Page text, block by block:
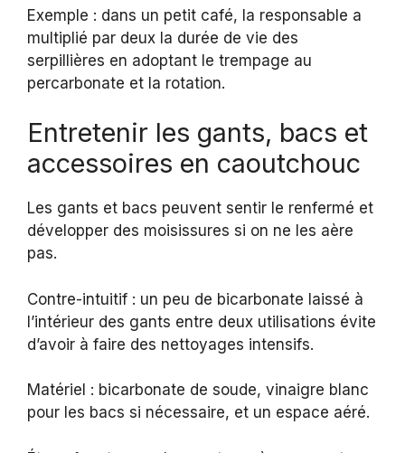
Exemple : dans un petit café, la responsable a
multiplié par deux la durée de vie des
serpillières en adoptant le trempage au
percarbonate et la rotation.
Entretenir les gants, bacs et
accessoires en caoutchouc
Les gants et bacs peuvent sentir le renfermé et
développer des moisissures si on ne les aère
pas.
Contre-intuitif : un peu de bicarbonate laissé à
l’intérieur des gants entre deux utilisations évite
d’avoir à faire des nettoyages intensifs.
Matériel : bicarbonate de soude, vinaigre blanc
pour les bacs si nécessaire, et un espace aéré.